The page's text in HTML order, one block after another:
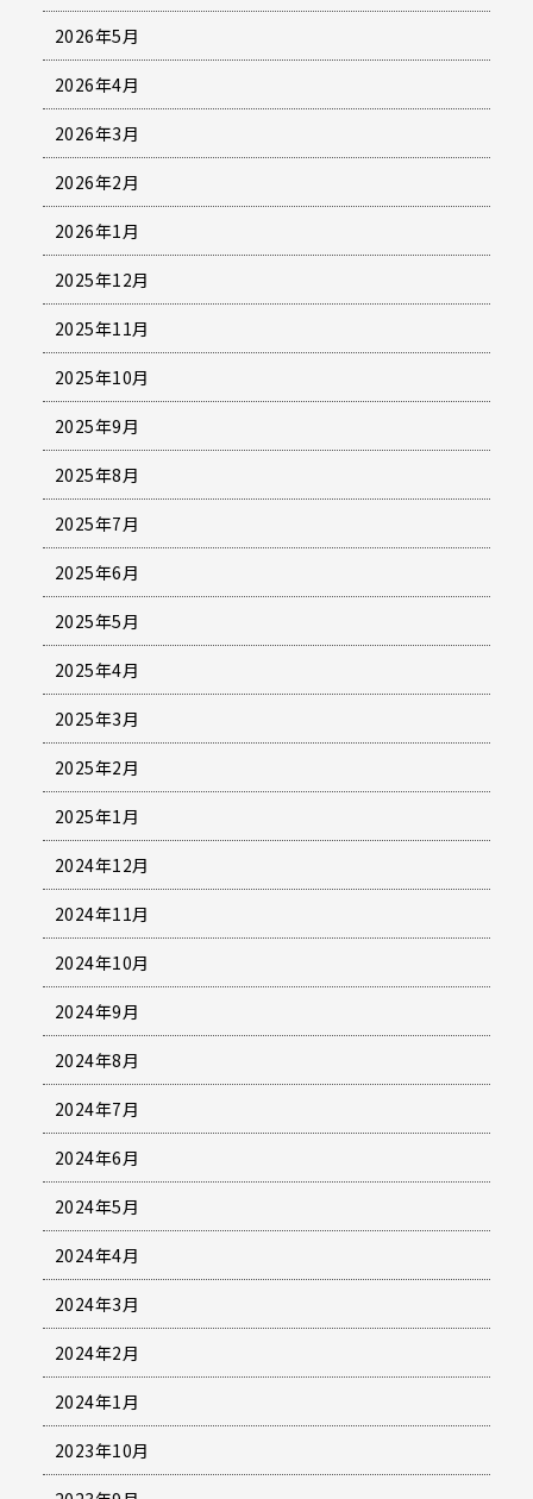
2026年5月
2026年4月
2026年3月
2026年2月
2026年1月
2025年12月
2025年11月
2025年10月
2025年9月
2025年8月
2025年7月
2025年6月
2025年5月
2025年4月
2025年3月
2025年2月
2025年1月
2024年12月
2024年11月
2024年10月
2024年9月
2024年8月
2024年7月
2024年6月
2024年5月
2024年4月
2024年3月
2024年2月
2024年1月
2023年10月